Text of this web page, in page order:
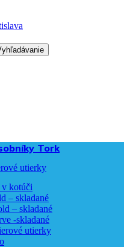
Tork
utierky
kotúči
– skladané
– skladané
-skladané
utierky